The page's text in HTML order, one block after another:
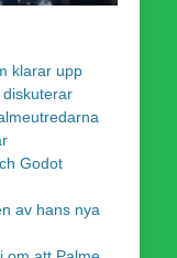
klarar upp
Godot
av hans nya